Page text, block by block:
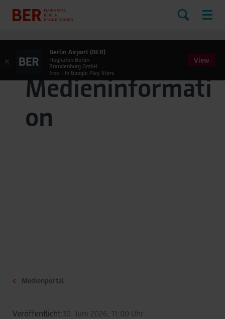
Medieninformati
on
Medienportal
Veröffentlicht:30. Juni 2026, 11:00 Uhr
×
Berlin Airport (BER)
Flughafen Berlin
Brandenburg GmbH
free - In Google Play Store
View